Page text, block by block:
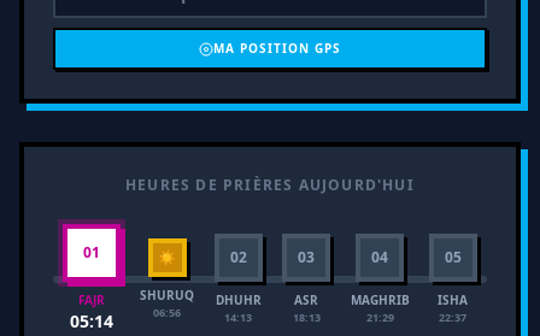
MA POSITION GPS
HEURES DE PRIÈRES AUJOURD'HUI
01
FAJR
05:14
☀
SHURUQ
06:56
02
DHUHR
14:13
03
ASR
18:13
04
MAGHRIB
21:29
05
ISHA
22:37